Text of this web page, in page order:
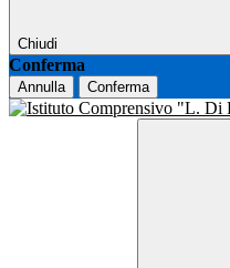
Chiudi
Conferma
Annulla Conferma